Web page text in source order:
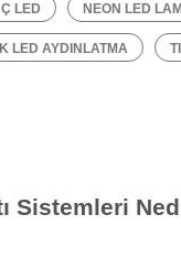
LED NEON LED
LED AYDINLATMA
Sistemleri